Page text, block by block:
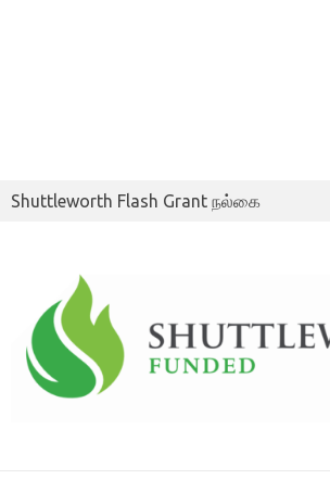
Shuttleworth Flash Grant நல்கை